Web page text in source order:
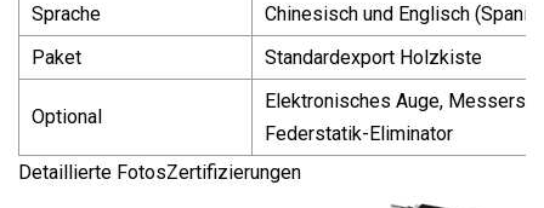
Sprache
Chinesisch und Englisch
Paket
Standardexport Holzkiste
Optional
Elektronisches Auge,
Federstatik-Eliminator
Detaillierte FotosZertifizierungen